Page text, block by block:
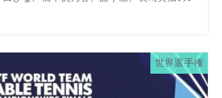
世界選手権